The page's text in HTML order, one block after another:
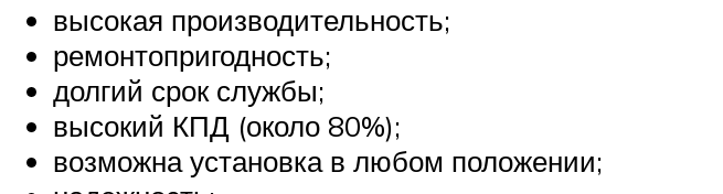
высокая производительность;
ремонтопригодность;
долгий срок службы;
высокий КПД (около 80%);
возможна установка в любом положении;